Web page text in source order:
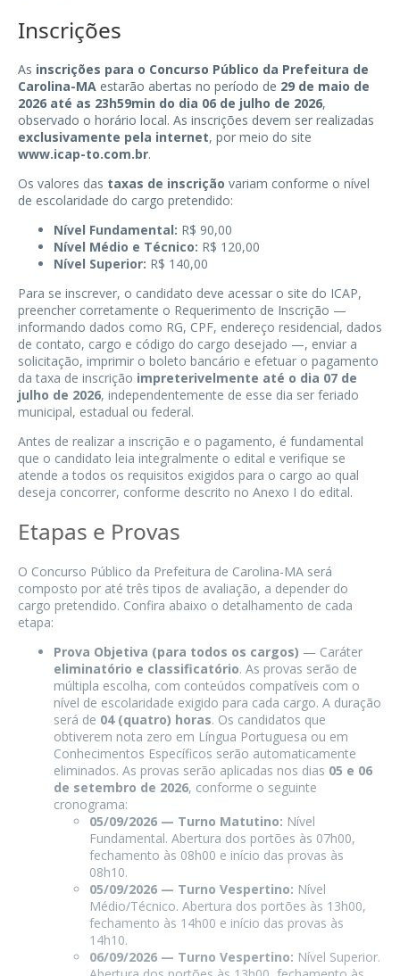
Inscrições
As inscrições para o Concurso Público da Prefeitura de
Carolina-MA estarão abertas no período de 29 de maio de
2026 até as 23h59min do dia 06 de julho de 2026,
observado o horário local. As inscrições devem ser realizadas
exclusivamente pela internet, por meio do site
www.icap-to.com.br.
Os valores das taxas de inscrição variam conforme o nível
de escolaridade do cargo pretendido:
Nível Fundamental: R$ 90,00
Nível Médio e Técnico: R$ 120,00
Nível Superior: R$ 140,00
Para se inscrever, o candidato deve acessar o site do ICAP,
preencher corretamente o Requerimento de Inscrição —
informando dados como RG, CPF, endereço residencial, dados
de contato, cargo e código do cargo desejado —, enviar a
solicitação, imprimir o boleto bancário e efetuar o pagamento
da taxa de inscrição impreterivelmente até o dia 07 de
julho de 2026, independentemente de esse dia ser feriado
municipal, estadual ou federal.
Antes de realizar a inscrição e o pagamento, é fundamental
que o candidato leia integralmente o edital e verifique se
atende a todos os requisitos exigidos para o cargo ao qual
deseja concorrer, conforme descrito no Anexo I do edital.
Etapas e Provas
O Concurso Público da Prefeitura de Carolina-MA será
composto por até três tipos de avaliação, a depender do
cargo pretendido. Confira abaixo o detalhamento de cada
etapa:
Prova Objetiva (para todos os cargos) — Caráter
eliminatório e classificatório. As provas serão de
múltipla escolha, com conteúdos compatíveis com o
nível de escolaridade exigido para cada cargo. A duração
será de 04 (quatro) horas. Os candidatos que
obtiverem nota zero em Língua Portuguesa ou em
Conhecimentos Específicos serão automaticamente
eliminados. As provas serão aplicadas nos dias 05 e 06
de setembro de 2026, conforme o seguinte
cronograma:
05/09/2026 — Turno Matutino: Nível
Fundamental. Abertura dos portões às 07h00,
fechamento às 08h00 e início das provas às
08h10.
05/09/2026 — Turno Vespertino: Nível
Médio/Técnico. Abertura dos portões às 13h00,
fechamento às 14h00 e início das provas às
14h10.
06/09/2026 — Turno Vespertino: Nível Superior.